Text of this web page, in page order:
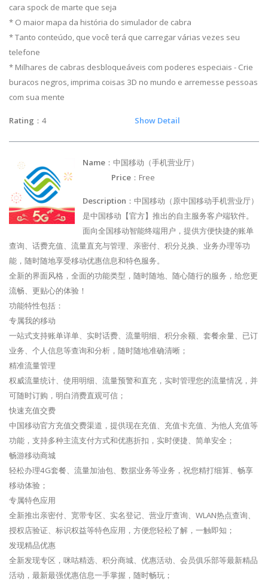
cara spock de marte que seja
* O maior mapa da história do simulador de cabra
* Tanto conteúdo, que você terá que carregar várias vezes seu
telefone
* Milhares de cabras desbloqueáveis com poderes especiais - Crie
buracos negros, imprima coisas 3D no mundo e arremesse pessoas
com sua mente
Rating ：4 Show Detail
Name ：中国移动（手机营业厅）
Price ：Free
Description ：中国移动（原中国移动手机营业厅）
是中国移动【官方】推出的自主服务客户端软件。
面向全国移动智能终端用户，提供方便快捷的账单
查询、话费充值、流量直充与管理、亲密付、积分兑换、业务办理等功
能，随时随地享受移动优惠信息和特色服务。
全新的界面风格，全面的功能类型，随时随地、随心随行的服务，给您更
流畅、更贴心的体验！
功能特性包括：
专属我的移动
一站式支持账单详单、实时话费、流量明细、积分余额、套餐余量、已订
业务、个人信息等查询和分析，随时随地准确清晰；
精准流量管理
权威流量统计、使用明细、流量预警和直充，实时管理您的流量情况，并
可随时订购，明白消费直观可信；
快速充值交费
中国移动官方充值交费渠道，提供现在充值、充值卡充值、为他人充值等
功能，支持多种主流支付方式和优惠折扣，实时便捷、简单安全；
畅游移动商城
轻松办理4G套餐、流量加油包、数据业务等业务，祝您精打细算、畅享
移动体验；
专属特色应用
全新推出亲密付、宽带专区、实名登记、营业厅查询、WLAN热点查询、
授权店验证、标识权益等特色应用，方便您轻松了解，一触即知；
发现精品优惠
全新发现专区，咪咕精选、积分商城、优惠活动、会员俱乐部等最新精品
活动，最新最强优惠信息一手掌握，随时畅玩；